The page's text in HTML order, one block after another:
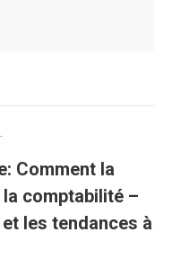
Comment la
comptabilité –
les tendances à